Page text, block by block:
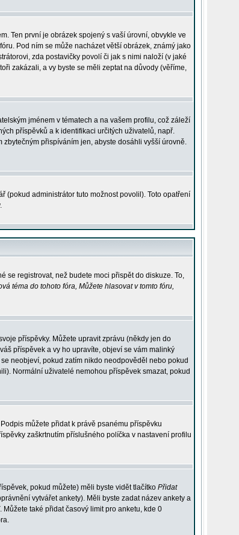
Ten první je obrázek spojený s vaší úrovní, obvykle ve
Pod ním se může nacházet větší obrázek, známý jako
zda postavičky povolí či jak s nimi naloží (v jaké
zakázali, a vy byste se měli zeptat na důvody (věříme,
jménem v tématech a na vašem profilu, což záleží
příspěvků a k identifikaci určitých uživatelů, např.
přispíváním jen, abyste dosáhli vyšší úrovně.
(pokud administrátor tuto možnost povolil). Toto opatření
se registrovat, než budete moci přispět do diskuze. To,
téma do tohoto fóra, Můžete hlasovat v tomto fóru,
příspěvky. Můžete upravit zprávu (někdy jen do
příspěvek a vy ho upravíte, objeví se vám malinký
neobjeví, pokud zatím nikdo neodpověděl nebo pokud
Normální uživatelé nemohou příspěvek smazat, pokud
Podpis můžete přidat k právě psanému příspěvku
zaškrtnutím příslušného políčka v nastavení profilu
pokud můžete) měli byste vidět tlačítko Přidat
vytvářet ankety). Měli byste zadat název ankety a
. Můžete také přidat časový limit pro anketu, kde 0